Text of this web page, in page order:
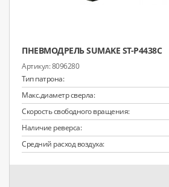
ПНЕВМОДРЕЛЬ SUMAKE ST-P4438C
8096280
Тип патрона:
Макс.диаметр сверла:
Скорость свободного вращения:
Наличие реверса:
Средний расход воздуха: